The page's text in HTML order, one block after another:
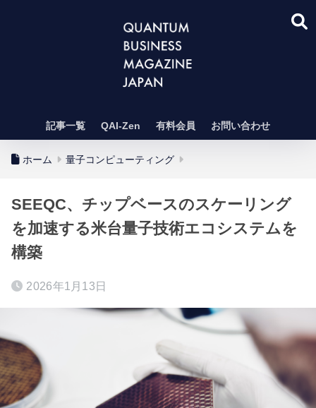
記事一覧 QAI-Zen 有料会員 お問い合わせ
ホーム 量子コンピューティング
SEEQC、チップベースのスケーリング
を加速する米台量子技術エコシステムを
構築
2026年1月13日